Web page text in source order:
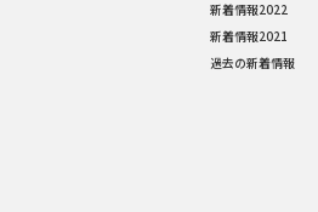
新着情報2022
新着情報2021
過去の新着情報